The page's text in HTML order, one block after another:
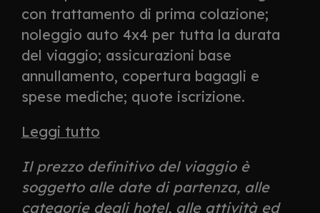
con trattamento di prima colazione;
noleggio auto 4x4 per tutta la durata
del viaggio; assicurazioni base
annullamento, copertura bagagli e
spese mediche; quote iscrizione.
Leggi tutto
Il prezzo definitivo del viaggio è
soggetto alle date di partenza, alle
categorie degli hotel, alle attività ed